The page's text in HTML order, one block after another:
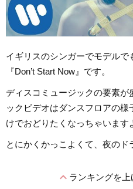
イギリスのシンガーでモデル
『Don’t Start Now』です。
ディスコミュージックの要素
ックビデオはダンスフロアの
けでおどりたくなっちゃいます
とにかくかっこよくて、夜のド
expand_lessランキングを上